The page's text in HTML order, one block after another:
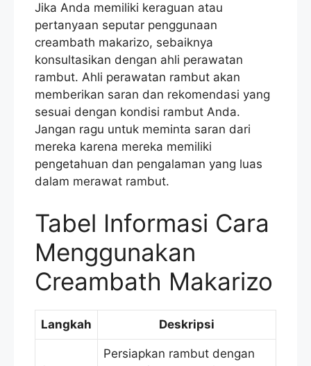
Jika Anda memiliki keraguan atau
pertanyaan seputar penggunaan
creambath makarizo, sebaiknya
konsultasikan dengan ahli perawatan
rambut. Ahli perawatan rambut akan
memberikan saran dan rekomendasi yang
sesuai dengan kondisi rambut Anda.
Jangan ragu untuk meminta saran dari
mereka karena mereka memiliki
pengetahuan dan pengalaman yang luas
dalam merawat rambut.
Tabel Informasi Cara
Menggunakan
Creambath Makarizo
Langkah Deskripsi
Persiapkan rambut dengan